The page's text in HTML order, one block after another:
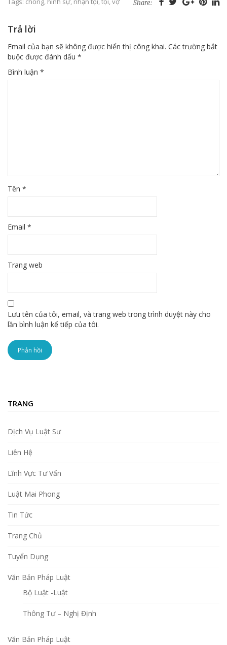
Share:
Trả lời
Email của bạn sẽ không được hiển thị công khai. Các trường bắt
buộc được đánh dấu *
Bình luận *
Tên *
Email *
Trang web
Lưu tên của tôi, email, và trang web trong trình duyệt này cho
lần bình luận kế tiếp của tôi.
TRANG
Dịch Vụ Luật Sư
Liên Hệ
Lĩnh Vực Tư Vấn
Luật Mai Phong
Tin Tức
Trang Chủ
Tuyển Dụng
Văn Bản Pháp Luật
Bộ Luật -Luật
Thông Tư – Nghị Định
Văn Bản Pháp Luật